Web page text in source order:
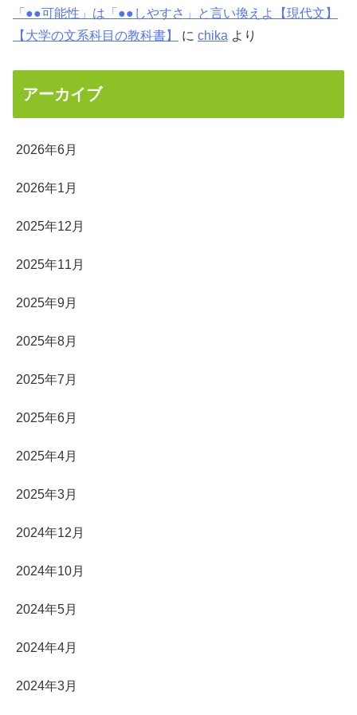
「●●可能性」は「●●しやすさ」と言い換えよ【現代文】
【大学の文系科目の教科書】
に chika より
アーカイブ
2026年6月
2026年1月
2025年12月
2025年11月
2025年9月
2025年8月
2025年7月
2025年6月
2025年4月
2025年3月
2024年12月
2024年10月
2024年5月
2024年4月
2024年3月